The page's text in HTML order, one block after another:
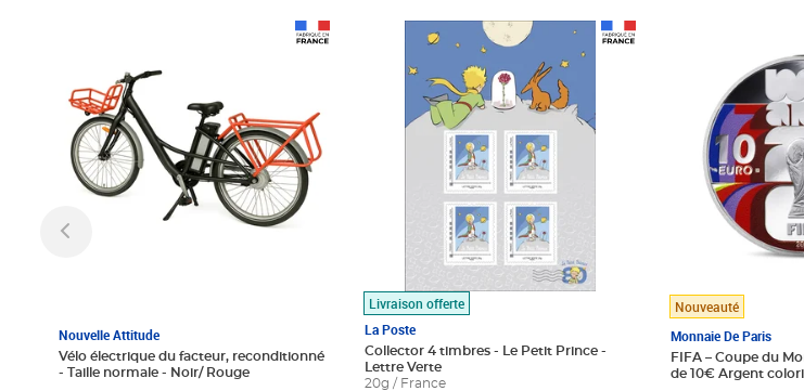
Nouvelle Attitude
Vélo électrique du facteur, reconditionné
- Taille normale - Noir/ Rouge
Livraison offerte
La Poste
Collector 4 timbres - Le Petit Prince -
Lettre Verte
20g / France
Prix 7,50€
Nouveauté
Monnaie De Paris
FIFA – Coupe du
de 10€ Argent